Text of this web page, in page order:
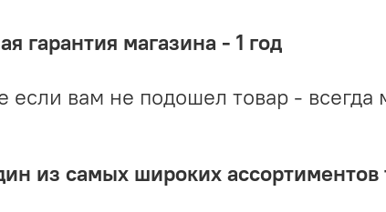
гарантия магазина - 1 год
если вам не подошел товар -
из самых широких ассортиментов